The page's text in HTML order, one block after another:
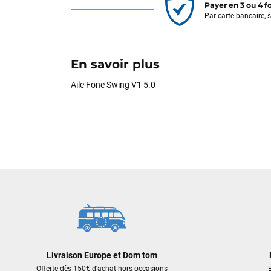
Payer en 3 ou 4
Par carte bancaire,
En savoir plus
Aile Fone Swing V1 5.0
Livraison Europe et Dom tom
Offerte dès 150€ d'achat hors occasions